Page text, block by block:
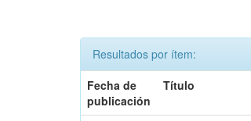
Resultados por ítem:
Fecha de
publicación
Título